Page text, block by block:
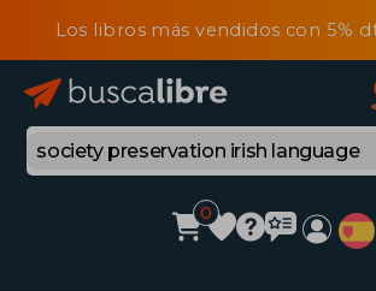
Los libros más vendidos con 5%
0